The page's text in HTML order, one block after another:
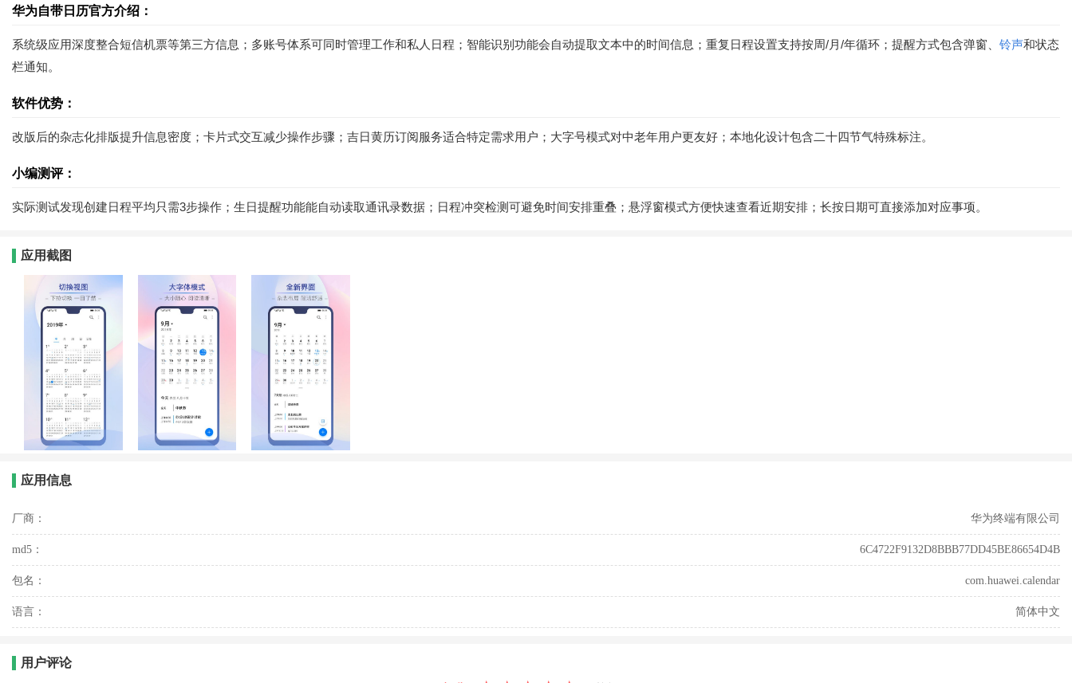
华为自带日历官方介绍：
系统级应用深度整合短信机票等第三方信息；多账号体系可同时管理工作和私人日程；智能识别功能会自动提取文本中的时间信息；重复日程设置支持按周/月/年循环；提醒方式包含弹窗、 铃声和状态
栏通知。
软件优势：
改版后的杂志化排版提升信息密度；卡片式交互减少操作步骤；吉日黄历订阅服务适合特定需求用户；大字号模式对中老年用户更友好；本地化设计包含二十四节气特殊标注。
小编测评：
实际测试发现创建日程平均只需3步操作；生日提醒功能能自动读取通讯录数据；日程冲突检测可避免时间安排重叠；悬浮窗模式方便快速查看近期安排；长按日期可直接添加对应事项。
应用截图
应用信息
厂商： 华为终端有限公司
md5： 6C4722F9132D8BBB77DD45BE86654D4B
包名： com.huawei.calendar
语言： 简体中文
用户评论